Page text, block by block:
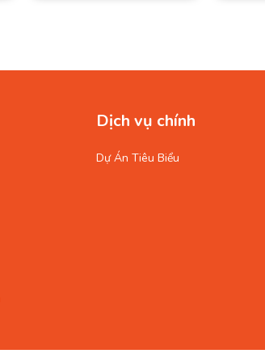
Dịch vụ chính
Dự Án Tiêu Biểu